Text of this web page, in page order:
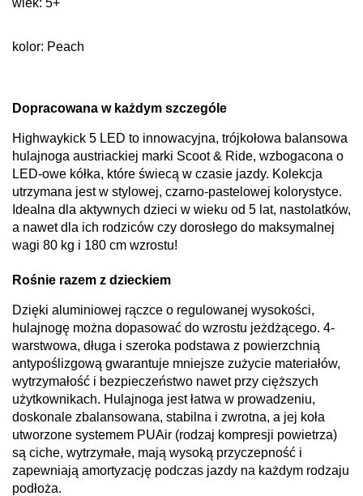
wiek: 5+
kolor: Peach
Dopracowana w każdym szczególe
Highwaykick 5 LED to innowacyjna, trójkołowa balansowa
hulajnoga austriackiej marki Scoot & Ride, wzbogacona o
LED-owe kółka, które świecą w czasie jazdy. Kolekcja
utrzymana jest w stylowej, czarno-pastelowej kolorystyce.
Idealna dla aktywnych dzieci w wieku od 5 lat, nastolatków,
a nawet dla ich rodziców czy dorosłego do maksymalnej
wagi 80 kg i 180 cm wzrostu!
Rośnie razem z dzieckiem
Dzięki aluminiowej rączce o regulowanej wysokości,
hulajnogę można dopasować do wzrostu jeżdżącego. 4-
warstwowa, długa i szeroka podstawa z powierzchnią
antypoślizgową gwarantuje mniejsze zużycie materiałów,
wytrzymałość i bezpieczeństwo nawet przy cięższych
użytkownikach. Hulajnoga jest łatwa w prowadzeniu,
doskonale zbalansowana, stabilna i zwrotna, a jej koła
utworzone systemem PUAir (rodzaj kompresji powietrza)
są ciche, wytrzymałe, mają wysoką przyczepność i
zapewniają amortyzację podczas jazdy na każdym rodzaju
podłoża.